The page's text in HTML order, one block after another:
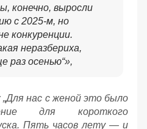
конечно, выросли
с 2025-м, но
конкуренции.
неразбериха,
раз осенью“»,
нас с женой это было
для короткого
Пять часов лету — и